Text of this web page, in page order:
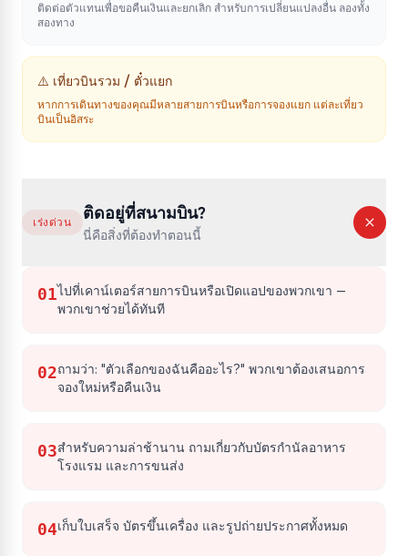
ติดต่อตัวแทนเพื่อขอคืนเงินและยกเลิก สำหรับการเปลี่ยนแปลงอื่น ลองทั้ง
สองทาง
⚠️ เที่ยวบินรวม / ตั๋วแยก
หากการเดินทางของคุณมีหลายสายการบินหรือการจองแยก แต่ละเที่ยว
บินเป็นอิสระ
เร่งด่วน ติดอยู่ที่สนามบิน?
นี่คือสิ่งที่ต้องทำตอนนี้
01ไปที่เคาน์เตอร์สายการบินหรือเปิดแอปของพวกเขา —
พวกเขาช่วยได้ทันที
02ถามว่า: "ตัวเลือกของฉันคืออะไร?" พวกเขาต้องเสนอการ
จองใหม่หรือคืนเงิน
03สำหรับความล่าช้านาน ถามเกี่ยวกับบัตรกำนัลอาหาร
โรงแรม และการขนส่ง
04เก็บใบเสร็จ บัตรขึ้นเครื่อง และรูปถ่ายประกาศทั้งหมด